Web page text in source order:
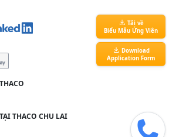
THACO CHU LAI
Tải về
Biểu Mẫu Ứng Viên
Download
Application Form